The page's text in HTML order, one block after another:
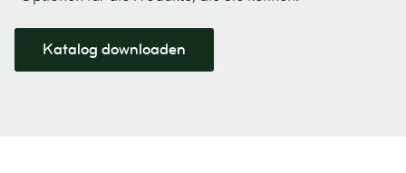
Katalog downloaden